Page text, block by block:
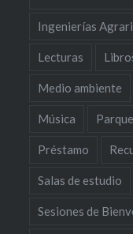
Ingenierías
Lecturas
Medio ambiente
Música
Préstamo
Salas de estudio
Sesiones de